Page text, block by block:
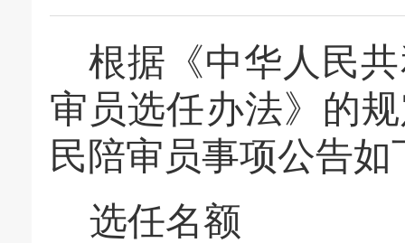
根据《中华人民
审员选任办法》的
民陪审员事项公告如
选任名额